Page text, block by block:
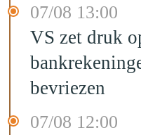
07/08 13:00
VS zet druk
bevriezen
07/08 12:00